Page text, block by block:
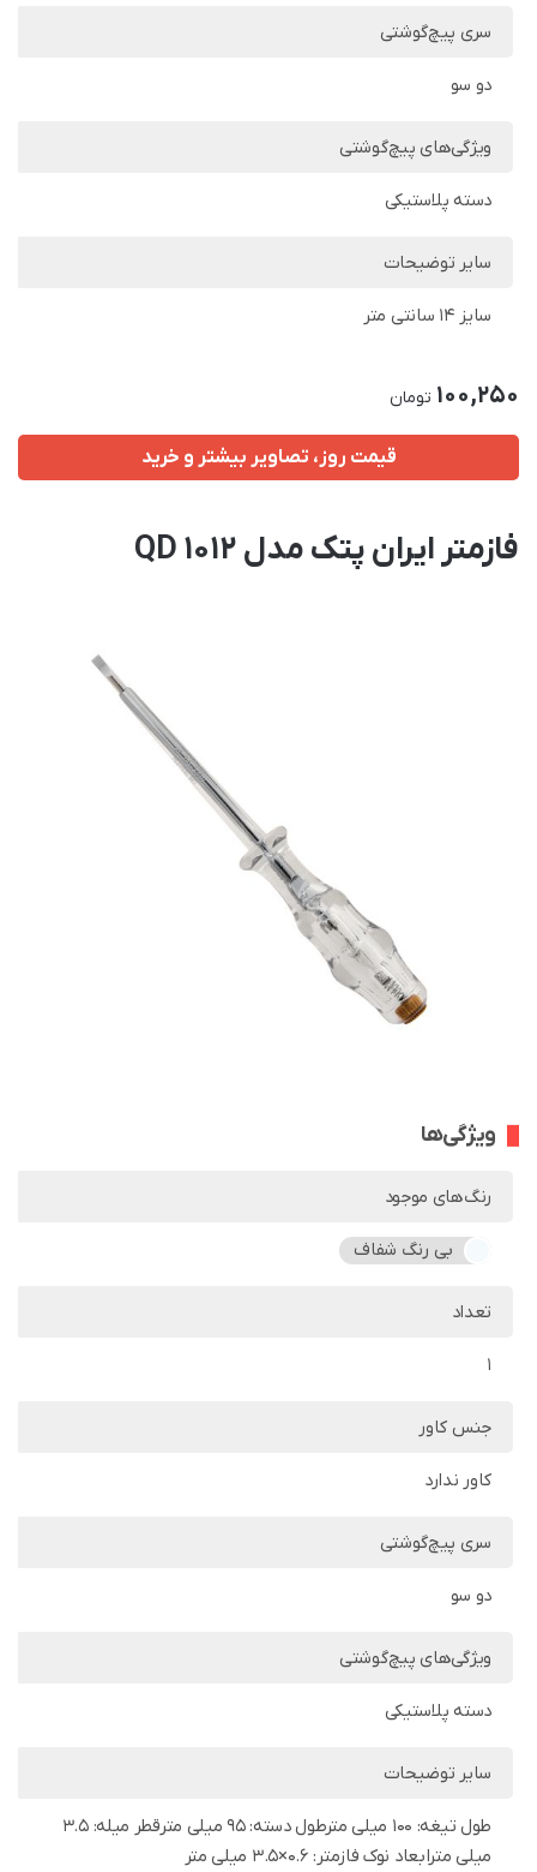
سری پیچ‌گوشتی
دو سو
ویژگی‌های پیچ‌گوشتی
دسته پلاستیکی
سایر توضیحات
سایز 14 سانتی متر
100,250 تومان
قیمت روز، تصاویر بیشتر و خرید
فازمتر ایران پتک مدل QD 1012
ویژگی‌ها
رنگ‌های موجود
بی رنگ شفاف
تعداد
1
جنس کاور
کاور ندارد
سری پیچ‌گوشتی
دو سو
ویژگی‌های پیچ‌گوشتی
دسته پلاستیکی
سایر توضیحات
طول تیغه: 100 میلی مترطول دسته: 95 میلی مترقطر میله: 3.5
میلی مترابعاد نوک فازمتر: 0.6×3.5 میلی متر